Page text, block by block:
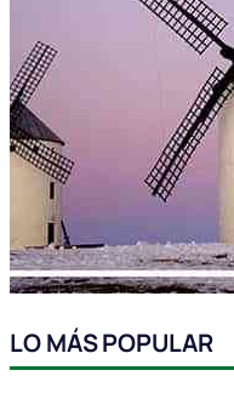
LO MÁS POPULAR